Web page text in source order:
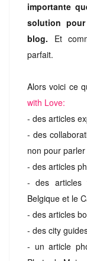
importante
solution
blog. Et
parfait.
Alors voici ce
with Love:
- des articles
- des
non pour
- des articles
- des articles
Belgique et le
- des articles
- des city
- un article